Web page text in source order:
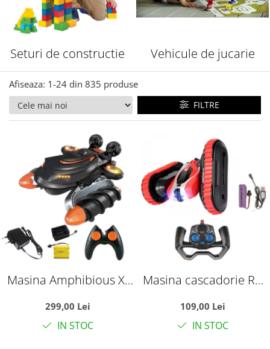
Seturi de constructie Vehicule de jucarie
Afiseaza: 1-24 din 835 produse
FILTRE
Masina Amphibious X-
2.4 GHz, functionare pe
apa, zapada si uscat, +3
299,00 Lei
IN STOC
Masina cascadorie RC
rasucit, telecomanda
2.4GHz si acumulator,
109,00 Lei
IN STOC